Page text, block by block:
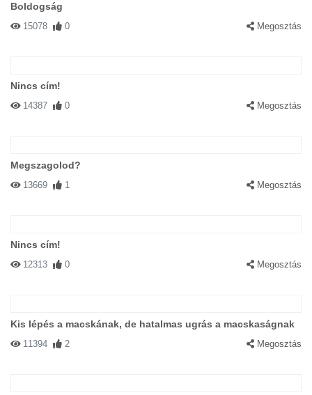
Boldogság
15078 0 Megosztás
Nincs cím!
14387 0 Megosztás
Megszagolod?
13669 1 Megosztás
Nincs cím!
12313 0 Megosztás
Kis lépés a macskának, de hatalmas ugrás a macskaságnak
11394 2 Megosztás